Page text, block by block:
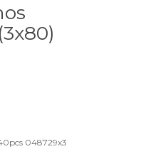
048729x3